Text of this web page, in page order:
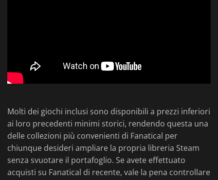
Molti dei giochi inclusi sono disponibili a prezzi inferiori
ai loro precedenti minimi storici, rendendo questa una
delle collezioni più convenienti di Fanatical per
chiunque desideri ampliare la propria libreria Steam
senza svuotare il portafoglio. Se avete effettuato
acquisti su Fanatical di recente, vale la pena controllare